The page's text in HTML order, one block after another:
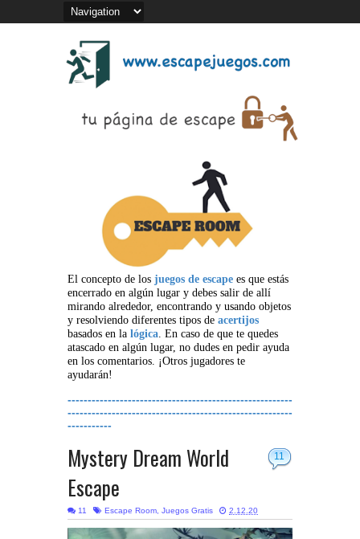
El concepto de los juegos de escape es que estás
encerrado en algún lugar y debes salir de allí
mirando alrededor, encontrando y usando objetos
y resolviendo diferentes tipos de acertijos
basados en la lógica. En caso de que te quedes
atascado en algún lugar, no dudes en pedir ayuda
en los comentarios. ¡Otros jugadores te
ayudarán!
--------------------------------------------------------
--------------------------------------------------------
-----------
11
Mystery Dream World
Escape
11 Escape Room, Juegos Gratis 2.12.20